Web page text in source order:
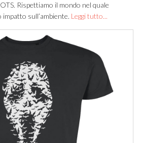
Rispettiamo il mondo nel quale
sull’ambiente. Leggi tutto...